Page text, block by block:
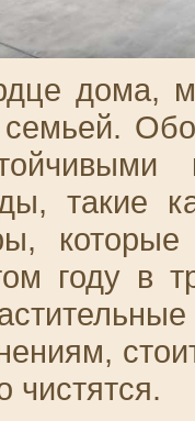
дома,
такие
году в
чистятся.